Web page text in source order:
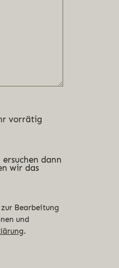
vorrätig
dann
wir das
Bearbeitung
und
.